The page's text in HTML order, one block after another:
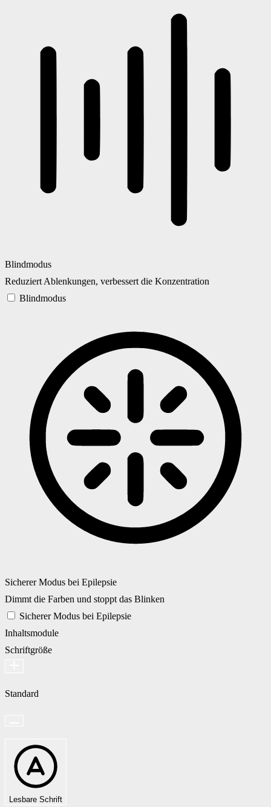
Blindmodus
Reduziert Ablenkungen, verbessert die Konzentration
Blindmodus
Sicherer Modus bei Epilepsie
Dimmt die Farben und stoppt das Blinken
Sicherer Modus bei Epilepsie
Inhaltsmodule
Schriftgröße
Standard
Lesbare Schrift